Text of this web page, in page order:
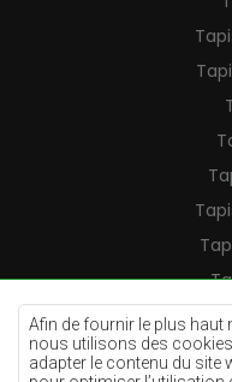
Afin de fournir le plus haut
nous utilisons des
adapter le contenu du site